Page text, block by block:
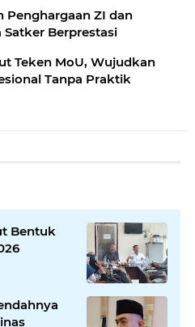
Penghargaan ZI dan
Berprestasi
Teken MoU, Wujudkan
Tanpa Praktik
Bentuk